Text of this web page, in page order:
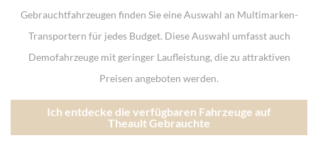
Gebrauchtfahrzeugen finden Sie eine Auswahl an Multimarken-
Transportern für jedes Budget. Diese Auswahl umfasst auch
Demofahrzeuge mit geringer Laufleistung, die zu attraktiven
Preisen angeboten werden.
Ich entdecke die verfügbaren Fahrzeuge auf
Theault Gebrauchte